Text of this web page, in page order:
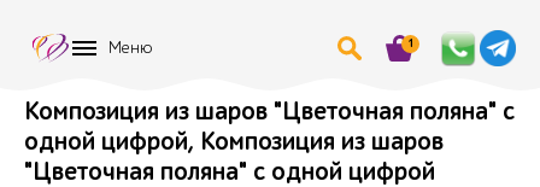
Меню 1
Композиция из шаров "Цветочная поляна" с
одной цифрой, Композиция из шаров
"Цветочная поляна" с одной цифрой